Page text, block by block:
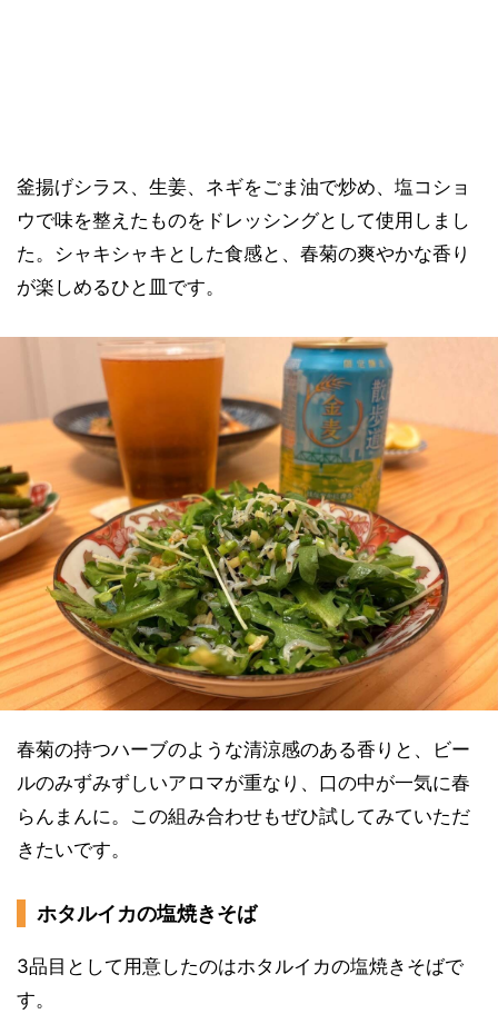
釜揚げシラス、生姜、ネギをごま油で炒め、塩コショ
ウで味を整えたものをドレッシングとして使用しまし
た。シャキシャキとした食感と、春菊の爽やかな香り
が楽しめるひと皿です。
春菊の持つハーブのような清涼感のある香りと、ビー
ルのみずみずしいアロマが重なり、口の中が一気に春
らんまんに。この組み合わせもぜひ試してみていただ
きたいです。
ホタルイカの塩焼きそば
3品目として用意したのはホタルイカの塩焼きそばで
す。